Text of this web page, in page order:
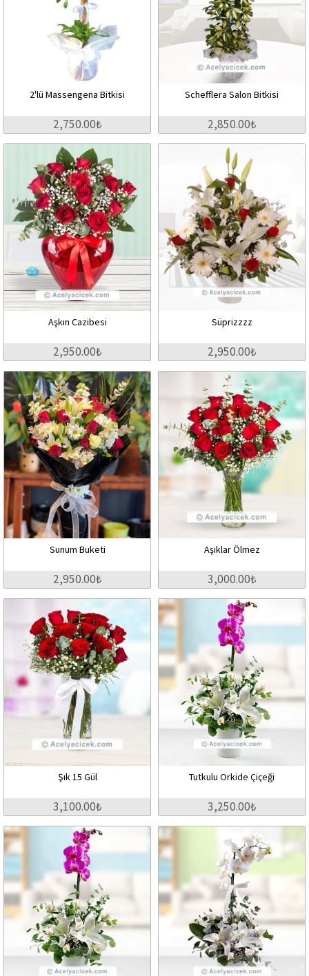
2'lü Massengena Bitkisi
2,750.00₺
Schefflera Salon Bitkisi
2,850.00₺
Aşkın Cazibesi
2,950.00₺
Süprizzzz
2,950.00₺
Sunum Buketi
2,950.00₺
Aşıklar Ölmez
3,000.00₺
Şık 15 Gül
3,100.00₺
Tutkulu Orkide Çiçeği
3,250.00₺